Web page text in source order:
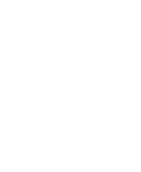
Wasserscooter zu
klingen. Aber es ist
Führerschein zu
nötig ist. Beim
Manöver und
sollten, um so viel
In Deutschland gibt